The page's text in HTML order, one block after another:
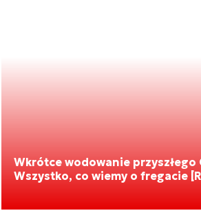
Wkrótce wodowanie przyszłego
Wszystko, co wiemy o fregacie